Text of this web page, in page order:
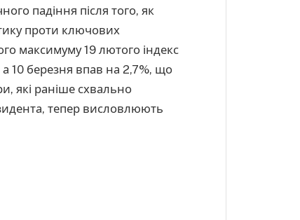
падіння після того, як
проти ключових
максимуму 19 лютого індекс
10 березня впав на 2,7%, що
які раніше схвально
тепер висловлюють